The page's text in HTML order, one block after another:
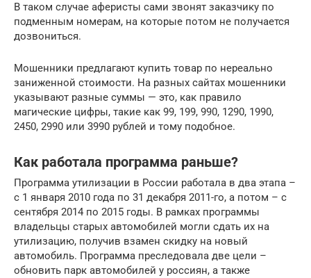
В таком случае аферисты сами звонят заказчику по
подменным номерам, на которые потом не получается
дозвониться.
Мошенники предлагают купить товар по нереально
заниженной стоимости. На разных сайтах мошенники
указывают разные суммы — это, как правило
магические цифры, такие как 99, 199, 990, 1290, 1990,
2450, 2990 или 3990 рублей и тому подобное.
Как работала программа раньше?
Программа утилизации в России работала в два этапа –
с 1 января 2010 года по 31 декабря 2011-го, а потом – с
сентября 2014 по 2015 годы. В рамках программы
владельцы старых автомобилей могли сдать их на
утилизацию, получив взамен скидку на новый
автомобиль. Программа преследовала две цели –
обновить парк автомобилей у россиян, а также